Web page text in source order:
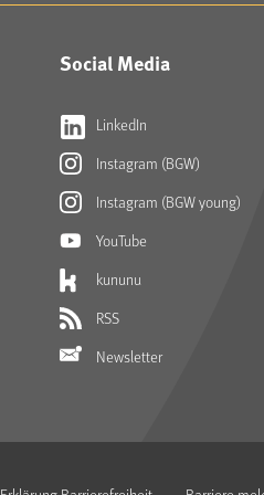
Social Media
LinkedIn
Instagram (BGW)
Instagram (BGW young)
YouTube
kununu
RSS
Newsletter